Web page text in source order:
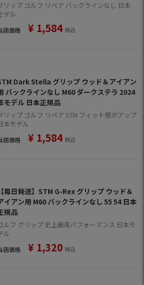
リップ ゴルフ リペア バックラインなし 日本
デル
店価格 ¥ 1,584 税込
Dark Stella グリップ ウッド＆アイアン
バックラインなし M60 ダークステラ 2024
モデル 日本正規品
リップ ゴルフ リペア STM フィット感がアップ
本モデル
店価格 ¥ 1,584 税込
【毎日発送】STM G-Rex グリップ ウッド＆
イアン用 M60 バックラインなし 55 54 日本
規品
ルフ グリップ 史上最高パフォーマンス 日本モ
ル
店価格 ¥ 1,320 税込